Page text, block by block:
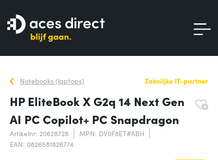
Notebooks (laptops) Zakelijke IT-partner
HP EliteBook X G2q 14 Next Gen
AI PC Copilot+ PC Snapdragon
Artikelnr: 20628728
MPN: DV0F8ET#ABH
EAN: 0826581826774